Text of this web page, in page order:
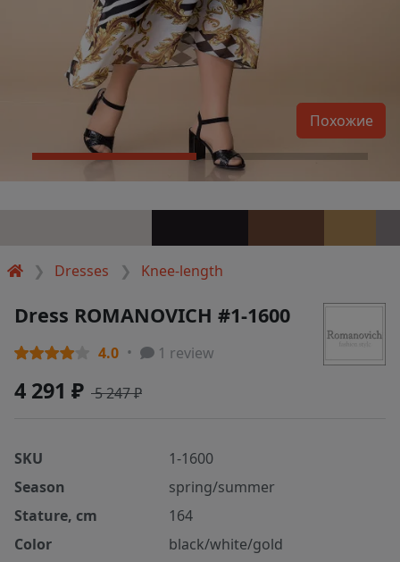
Dresses Knee-length
Похожие
Dress ROMANOVICH #1-1600
4.0 1 review
4 291 ₽ 5 247 ₽
SKU
1-1600
Season
spring/summer
Stature, cm
164
Color
black/white/gold